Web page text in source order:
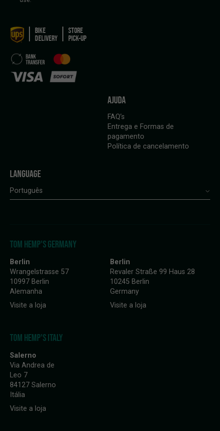
BIKE
DELIVERY
STORE
PICK-UP
AJUDA
FAQ’s
Entrega e Formas de
pagamento
Política de cancelamento
LANGUAGE
Português
TOM HEMP'S GERMANY
Berlin
Wrangelstrasse 57
10997 Berlin
Alemanha
Visite a loja
Berlin
Revaler Straße 99 Haus 28
10245 Berlin
Germany
Visite a loja
TOM HEMP'S ITALY
Salerno
Via Andrea de
Leo 7
84127 Salerno
Itália
Visite a loja